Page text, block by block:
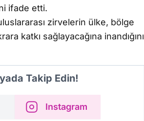
ifade etti.
zirvelerin ülke, bölge
katkı sağlayacağına inandığını
Takip Edin!
Instagram